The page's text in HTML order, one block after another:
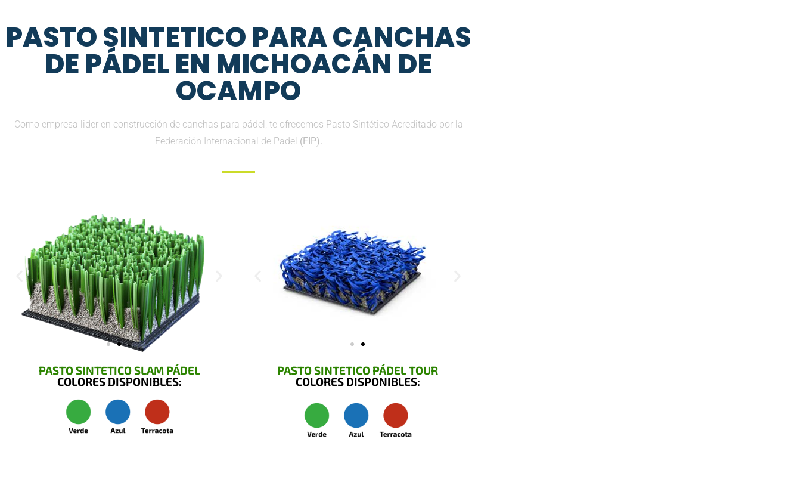
PASTO SINTETICO PARA CANCHAS
DE PÁDEL EN MICHOACÁN DE
OCAMPO
Como empresa lider en construcción de canchas para pádel, te ofrecemos Pasto Sintético Acreditado por la
Federación Internacional de Padel (FIP).
PASTO SINTETICO SLAM PÁDEL
COLORES DISPONIBLES:
PASTO SINTETICO PÁDEL TOUR
COLORES DISPONIBLES: